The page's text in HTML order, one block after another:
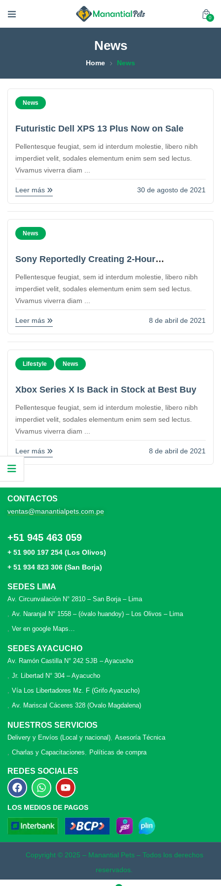
0
News
Home News
News
Futuristic Dell XPS 13 Plus Now on Sale
Pellentesque feugiat, sem id interdum molestie, libero nibh
imperdiet velit, sodales elementum enim sem sed lectus.
Vivamus viverra diam ...
Leer más 30 de agosto de 2021
News
Sony Reportedly Creating 2-Hour
PlayStation Game Trials
Pellentesque feugiat, sem id interdum molestie, libero nibh
imperdiet velit, sodales elementum enim sem sed lectus.
Vivamus viverra diam ...
Leer más 8 de abril de 2021
Lifestyle News
Xbox Series X Is Back in Stock at Best Buy
Pellentesque feugiat, sem id interdum molestie, libero nibh
imperdiet velit, sodales elementum enim sem sed lectus.
Vivamus viverra diam ...
Leer más 8 de abril de 2021
CONTACTOS
ventas@manantialpets.com.pe
+51 945 463 059
+ 51 900 197 254 (Los Olivos)
+ 51 934 823 306 (San Borja)
SEDES LIMA
Av. Circunvalación N° 2810 – San Borja – Lima
Av. Naranjal N° 1558 – (óvalo huandoy) – Los Olivos – Lima
Ver en google Maps…
SEDES AYACUCHO
Av. Ramón Castilla N° 242 SJB – Ayacucho
Jr. Libertad N° 304 – Ayacucho
Vía Los Libertadores Mz. F (Grifo Ayacucho)
Av. Mariscal Cáceres 328 (Ovalo Magdalena)
NUESTROS SERVICIOS
Delivery y Envíos (Local y nacional) Asesoría Técnica
Charlas y Capacitaciones
Políticas de compra
REDES SOCIALES
LOS MEDIOS DE PAGOS
Copyright © 2025 – Manantial Pets – Todos los derechos
reservados.